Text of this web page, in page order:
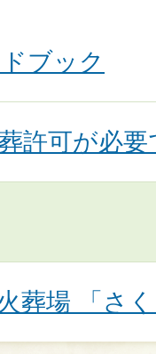
ブック
許可が必要
葬場 「さ